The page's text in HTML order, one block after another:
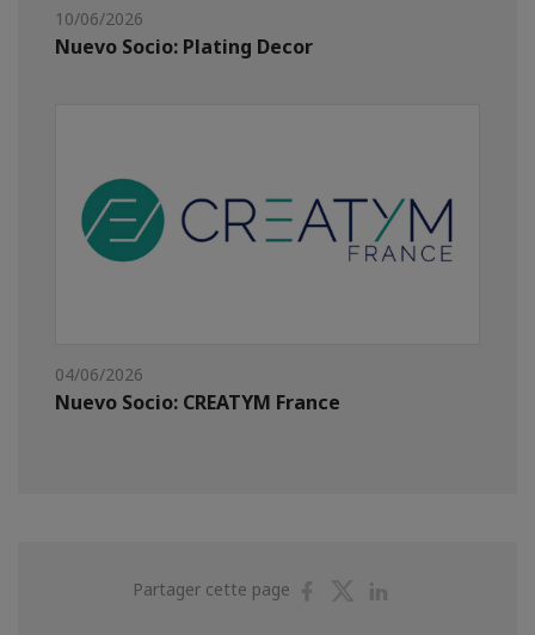
10/06/2026
Nuevo Socio: Plating Decor
04/06/2026
Nuevo Socio: CREATYM France
Partager cette page
PartagerPartager